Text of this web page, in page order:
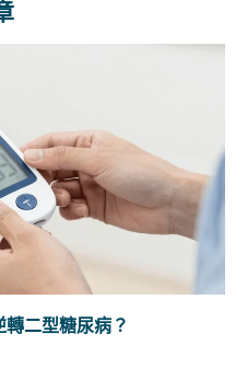
二型糖尿病？